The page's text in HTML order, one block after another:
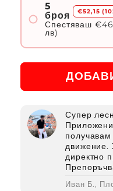
5
броя
€52,15
Спестяваш
лв)
Супер
получавам
движение.
директно
Иван Б.,